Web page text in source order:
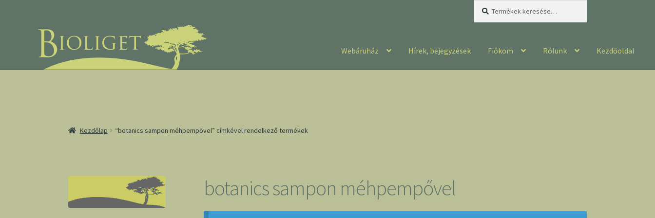
Webáruház Hírek, bejegyzések Fiókom Rólunk Kezdőoldal
Kezdőlap “botanics sampon méhpempővel” címkével rendelkező termékek
botanics sampon méhpempővel